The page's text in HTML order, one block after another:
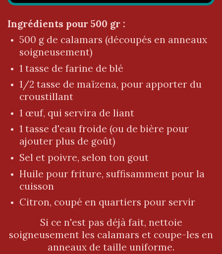
Ingrédients pour 500 gr :
500 g de calamars (découpés en anneaux
soigneusement)
1 tasse de farine de blé
1/2 tasse de maïzena, pour apporter du
croustillant
1 œuf, qui servira de liant
1 tasse d'eau froide (ou de bière pour
ajouter plus de goût)
Sel et poivre, selon ton gout
Huile pour friture, suffisamment pour la
cuisson
Citron, coupé en quartiers pour servir
Si ce n'est pas déjà fait, nettoie
soigneusement les calamars et coupe-les en
anneaux de taille uniforme.